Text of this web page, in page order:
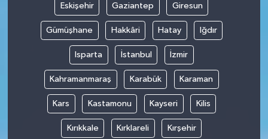
Eskişehir Gaziantep Giresun
Gümüşhane Hakkâri Hatay Iğdır
Isparta İstanbul İzmir
Kahramanmaraş Karabük Karaman
Kars Kastamonu Kayseri Kilis
Kırıkkale Kırklareli Kırşehir